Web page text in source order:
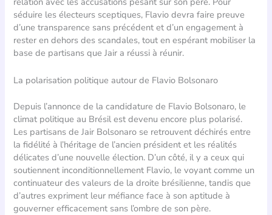
séduire les électeurs sceptiques, Flavio devra faire preuve
d’une transparence sans précédent et d’un engagement à
rester en dehors des scandales, tout en espérant mobiliser la
base de partisans que Jair a réussi à réunir.
La polarisation politique autour de Flavio Bolsonaro
Depuis l’annonce de la candidature de Flavio Bolsonaro, le
climat politique au Brésil est devenu encore plus polarisé.
Les partisans de Jair Bolsonaro se retrouvent déchirés entre
la fidélité à l’héritage de l’ancien président et les réalités
délicates d’une nouvelle élection. D’un côté, il y a ceux qui
soutiennent inconditionnellement Flavio, le voyant comme un
continuateur des valeurs de la droite brésilienne, tandis que
d’autres expriment leur méfiance face à son aptitude à
gouverner efficacement sans l’ombre de son père.